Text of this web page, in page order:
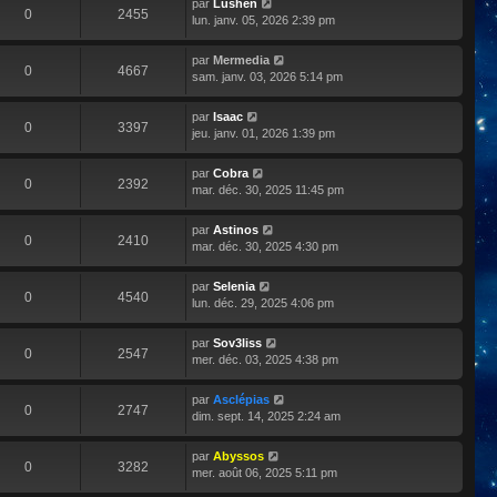
0 2455
par Lushen
lun. janv. 05, 2026 2:39 pm
0 4667
par Mermedia
sam. janv. 03, 2026 5:14 pm
0 3397
par Isaac
jeu. janv. 01, 2026 1:39 pm
0 2392
par Cobra
mar. déc. 30, 2025 11:45 pm
0 2410
par Astinos
mar. déc. 30, 2025 4:30 pm
0 4540
par Selenia
lun. déc. 29, 2025 4:06 pm
0 2547
par Sov3liss
mer. déc. 03, 2025 4:38 pm
0 2747
par Asclépias
dim. sept. 14, 2025 2:24 am
0 3282
par Abyssos
mer. août 06, 2025 5:11 pm